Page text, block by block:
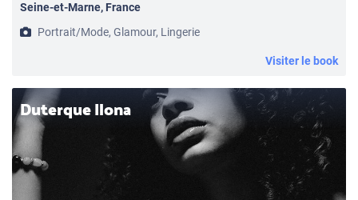
Seine-et-Marne, France
Portrait/Mode, Glamour, Lingerie
Visiter le book
Duterque Ilona